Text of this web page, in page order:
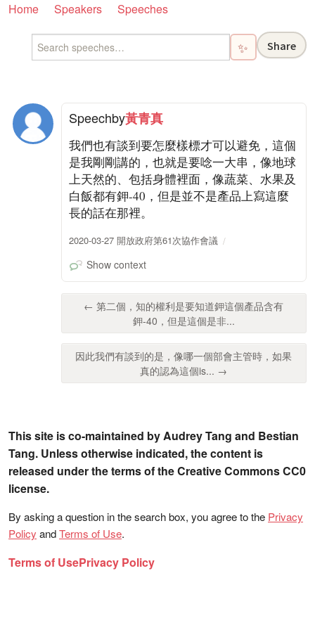
Home Speakers Speeches
✨ Share
Speechby黃青真
我們也有談到要怎麼樣標才可以避免，這個
是我剛剛講的，也就是要唸一大串，像地球
上天然的、包括身體裡面，像蔬菜、水果及
白飯都有鉀-40，但是並不是產品上寫這麼
長的話在那裡。
2020-03-27 開放政府第61次協作會議
Show context
← 第二個，知的權利是要知道鉀這個產品含有
鉀-40，但是這個是非...
因此我們有談到的是，像哪一個部會主管時，如果
真的認為這個is... →
This site is co-maintained by Audrey Tang and Bestian
Tang. Unless otherwise indicated, the content is
released under the terms of the Creative Commons CC0
license.
By asking a question in the search box, you agree to the Privacy
Policy andTerms of Use.
Terms of UsePrivacy Policy